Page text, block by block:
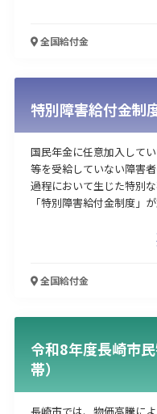
全国給付金
特別障害給付金制
国民年金に任意加入して
等を受給していない障害
過程において生じた特別
「特別障害給付金制度」
全国給付金
令和8年度長崎市
帯）
長崎市では、物価高騰に